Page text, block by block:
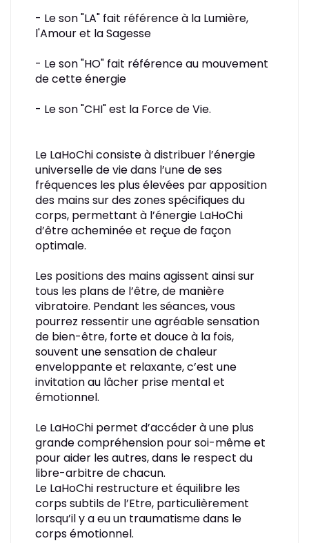
- Le son "LA" fait référence à la Lumière,
l'Amour et la Sagesse
- Le son "HO" fait référence au mouvement
de cette énergie
- Le son "CHI" est la Force de Vie.
Le LaHoChi consiste à distribuer l’énergie
universelle de vie dans l’une de ses
fréquences les plus élevées par apposition
des mains sur des zones spécifiques du
corps, permettant à l’énergie LaHoChi
d’être acheminée et reçue de façon
optimale.
Les positions des mains agissent ainsi sur
tous les plans de l’être, de manière
vibratoire. Pendant les séances, vous
pourrez ressentir une agréable sensation
de bien-être, forte et douce à la fois,
souvent une sensation de chaleur
enveloppante et relaxante, c’est une
invitation au lâcher prise mental et
émotionnel.
Le LaHoChi permet d’accéder à une plus
grande compréhension pour soi-même et
pour aider les autres, dans le respect du
libre-arbitre de chacun.
Le LaHoChi restructure et équilibre les
corps subtils de l’Etre, particulièrement
lorsqu’il y a eu un traumatisme dans le
corps émotionnel.